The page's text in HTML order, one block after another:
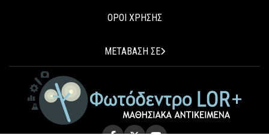
ΟΡΟΙ ΧΡΗΣΗΣ
ΜΕΤΑΒΑΣΗ ΣΕ